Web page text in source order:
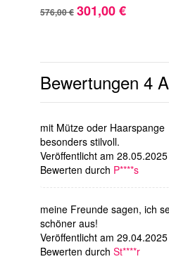
576,00 € 301,00 €
Bewertungen 4
mit Mütze oder Haarspange
besonders stilvoll.
Veröffentlicht am 28.05.2025
Bewerten durch P****s
meine Freunde sagen, ich
schöner aus!
Veröffentlicht am 29.04.2025
Bewerten durch St****r